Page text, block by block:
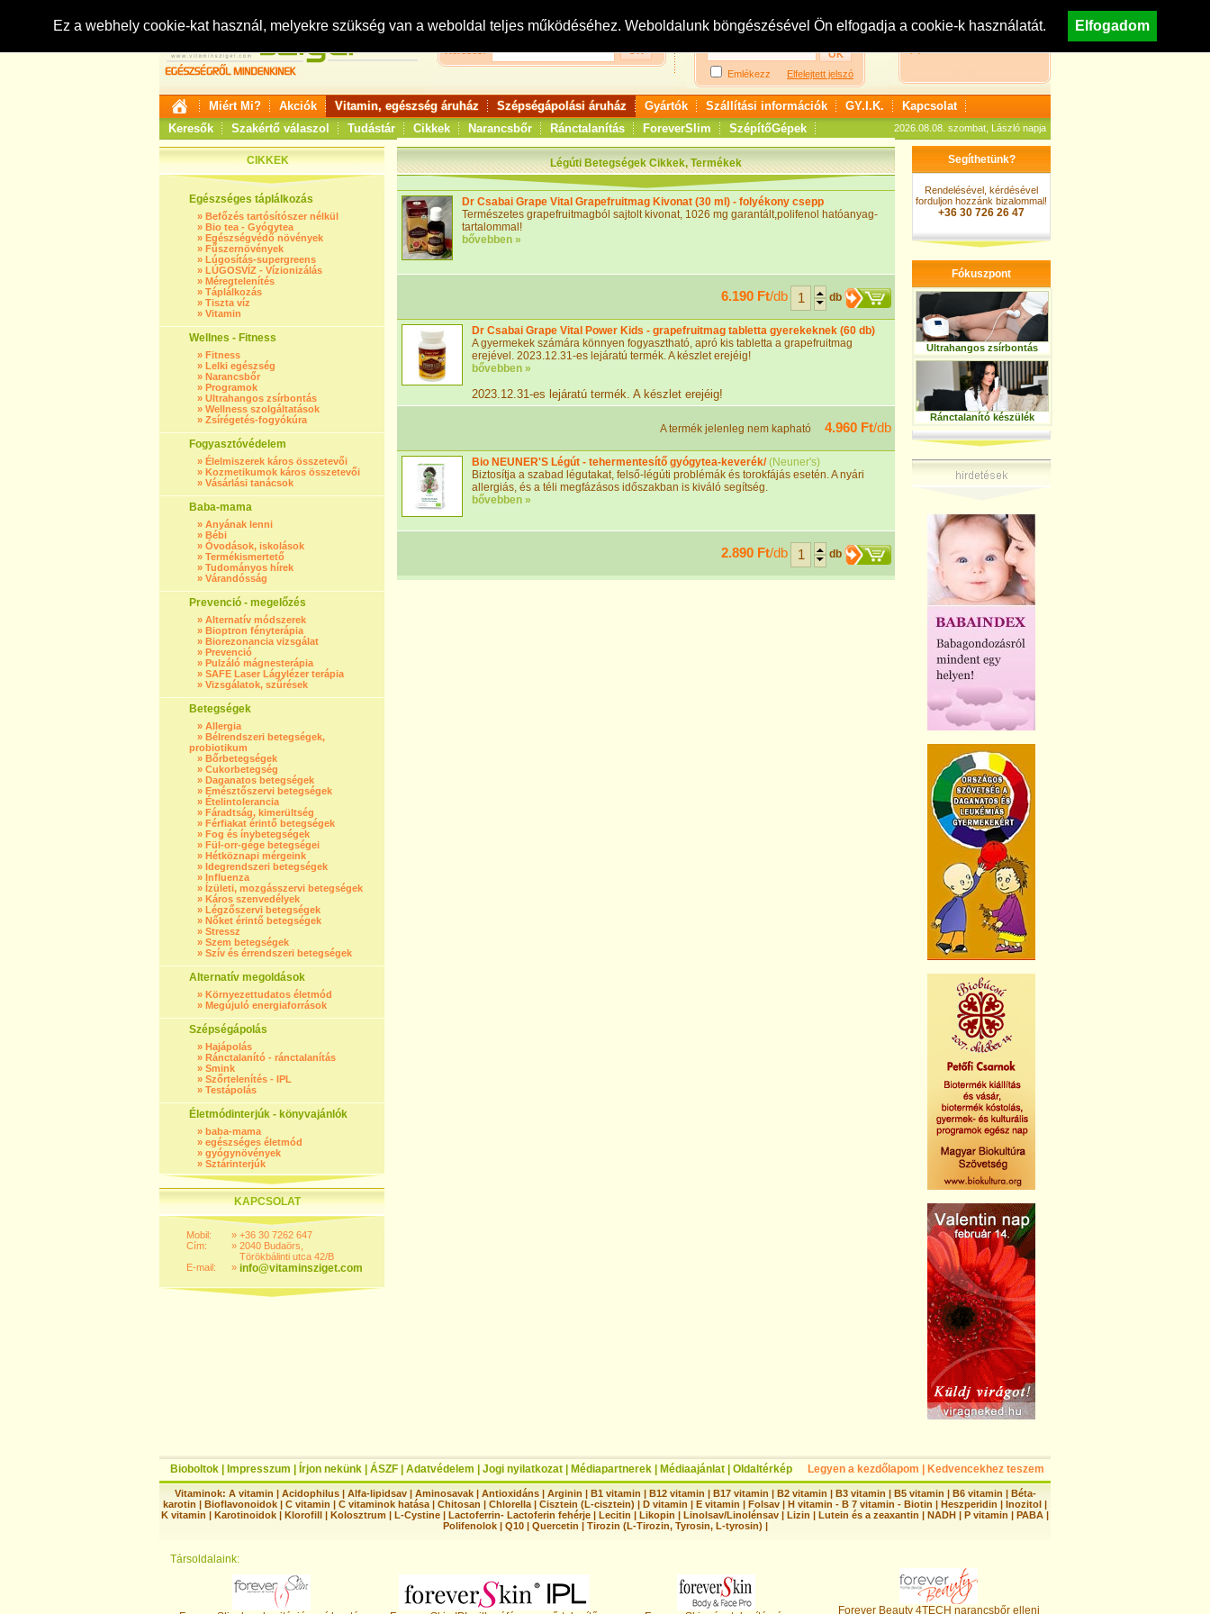
Ez a webhely cookie-kat használ, melyekre szükség van a weboldal teljes működéséhez. Weboldalunk böngészésével Ön elfogadja a cookie-k használatát. Elfogadom
Keresés:
Bejelentkezés: Regisztráció
Emlékezz Elfelejtett jelszó
Nézzen körül áruházunkban!
Miért Mi? Akciók Vitamin, egészség áruház Szépségápolási áruház Gyártók Szállítási információk GY.I.K.
Kapcsolat
Keresők
Szakértő válaszol Tudástár Cikkek Narancsbőr Ránctalanítás ForeverSlim SzépítőGépek 2026.08.08. szombat, László napja
CIKKEK
Egészséges táplálkozás
» Befőzés tartósítószer nélkül
» Bio tea - Gyógytea
» Egészségvédő növények
» Fűszernövények
» Lúgosítás-supergreens
» LÚGOSVÍZ - Vízionizálás
» Méregtelenítés
» Táplálkozás
» Tiszta víz
» Vitamin
Wellnes - Fitness
» Fitness
» Lelki egészség
» Narancsbőr
» Programok
» Ultrahangos zsírbontás
» Wellness szolgáltatások
» Zsírégetés-fogyókúra
Fogyasztóvédelem
» Élelmiszerek káros összetevői
» Kozmetikumok káros összetevői
» Vásárlási tanácsok
Baba-mama
» Anyának lenni
» Bébi
» Óvodások, iskolások
» Termékismertető
» Tudományos hírek
» Várandósság
Prevenció - megelőzés
» Alternatív módszerek
» Bioptron fényterápia
» Biorezonancia vizsgálat
» Prevenció
» Pulzáló mágnesterápia
» SAFE Laser Lágylézer terápia
» Vizsgálatok, szűrések
Betegségek
» Allergia
» Bélrendszeri betegségek,
probiotikum
» Bőrbetegségek
» Cukorbetegség
» Daganatos betegségek
» Emésztőszervi betegségek
» Ételintolerancia
» Fáradtság, kimerültség
» Férfiakat érintő betegségek
» Fog és ínybetegségek
» Fül-orr-gége betegségei
» Hétköznapi mérgeink
» Idegrendszeri betegségek
» Influenza
» Ízületi, mozgásszervi betegségek
» Káros szenvedélyek
» Légzőszervi betegségek
» Nőket érintő betegségek
» Stressz
» Szem betegségek
» Szív és érrendszeri betegségek
Alternatív megoldások
» Környezettudatos életmód
» Megújuló energiaforrások
Szépségápolás
» Hajápolás
» Ránctalanító - ránctalanítás
» Smink
» Szőrtelenítés - IPL
» Testápolás
Életmódinterjúk - könyvajánlók
» baba-mama
» egészséges életmód
» gyógynövények
» Sztárinterjúk
KAPCSOLAT
Mobil:
Cím:
E-mail:
»
»
»
+36 30 7262 647
2040 Budaörs,
Törökbálinti utca 42/B
info@vitaminsziget.com
Légúti Betegségek Cikkek, Termékek
Dr Csabai Grape Vital Grapefruitmag Kivonat (30 ml) - folyékony csepp
Természetes grapefruitmagból sajtolt kivonat, 1026 mg garantált,polifenol hatóanyag-
tartalommal!
bővebben »
6.190 Ft/db db
Dr Csabai Grape Vital Power Kids - grapefruitmag tabletta gyerekeknek (60 db)
A gyermekek számára könnyen fogyasztható, apró kis tabletta a grapefruitmag
erejével. 2023.12.31-es lejáratú termék. A készlet erejéig!
bővebben »
2023.12.31-es lejáratú termék. A készlet erejéig!
A termék jelenleg nem kapható 4.960 Ft/db
Bio NEUNER'S Légút - tehermentesítő gyógytea-keverék/ (Neuner's)
Biztosítja a szabad légutakat, felső-légúti problémák és torokfájás esetén. A nyári
allergiás, és a téli megfázásos időszakban is kiváló segítség.
bővebben »
2.890 Ft/db db
Segíthetünk?
Rendelésével, kérdésével
forduljon hozzánk bizalommal!
+36 30 726 26 47
Fókuszpont
Ultrahangos zsírbontás
Ránctalanító készülék
Bioboltok Impresszum Írjon nekünk ÁSZF Adatvédelem Jogi nyilatkozat Médiapartnerek Médiaajánlat Oldaltérkép Legyen a kezdőlapom Kedvencekhez teszem
Vitaminok: A vitamin | Acidophilus| Alfa-lipidsav| Aminosavak| Antioxidáns| Arginin | B1 vitamin | B12 vitamin | B17 vitamin | B2 vitamin | B3 vitamin | B5 vitamin | B6 vitamin | Béta-
karotin | Bioflavonoidok | C vitamin | C vitaminok hatása | Chitosan | Chlorella | Cisztein (L-cisztein) | D vitamin | E vitamin | Folsav | H vitamin - B 7 vitamin - Biotin | Heszperidin | Inozitol |
K vitamin | Karotinoidok | Klorofill | Kolosztrum | L-Cystine | Lactoferrin- Lactoferin fehérje | Lecitin | Likopin | Linolsav/Linolénsav | Lizin | Lutein és a zeaxantin | NADH | P vitamin | PABA |
Polifenolok| Q10| Quercetin | Tirozin (L-Tirozin, Tyrosin, L-tyrosin) |
Társoldalaink:
Forever Beauty 4TECH narancsbőr elleni